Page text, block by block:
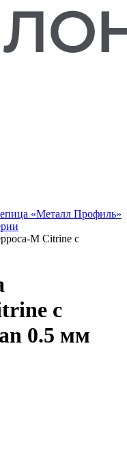
«Металл Профиль»
M Citrine с
с
0.5 мм